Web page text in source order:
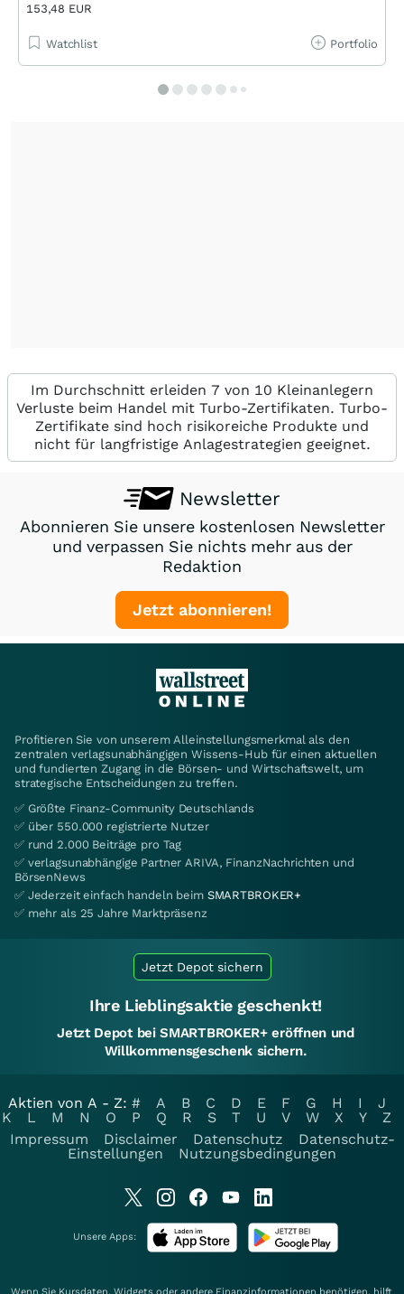
153,48 EUR
Watchlist Portfolio
Im Durchschnitt erleiden 7 von 10 Kleinanlegern
Verluste beim Handel mit Turbo-Zertifikaten. Turbo-
Zertifikate sind hoch risikoreiche Produkte und
nicht für langfristige Anlagestrategien geeignet.
Newsletter
Abonnieren Sie unsere kostenlosen Newsletter
und verpassen Sie nichts mehr aus der
Redaktion
Jetzt abonnieren!
Profitieren Sie von unserem Alleinstellungsmerkmal als den
zentralen verlagsunabhängigen Wissens-Hub für einen aktuellen
und fundierten Zugang in die Börsen- und Wirtschaftswelt, um
strategische Entscheidungen zu treffen.
✅ Größte Finanz-Community Deutschlands
✅ über 550.000 registrierte Nutzer
✅ rund 2.000 Beiträge pro Tag
✅ verlagsunabhängige Partner ARIVA, FinanzNachrichten und
BörsenNews
✅ Jederzeit einfach handeln beim SMARTBROKER+
✅ mehr als 25 Jahre Marktpräsenz
Jetzt Depot sichern
Ihre Lieblingsaktie geschenkt!
Jetzt Depot bei SMARTBROKER+ eröffnen und
Willkommensgeschenk sichern.
Aktien von A - Z: # A B C D E F G H I
J
K
L M N O P Q R S T U V W X Y
Z
Impressum
Disclaimer Datenschutz
Datenschutz-
Einstellungen
Nutzungsbedingungen
Unsere Apps: